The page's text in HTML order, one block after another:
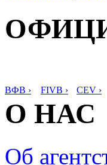
ВФВ › FIVB › CEV ›
О НАС
Об